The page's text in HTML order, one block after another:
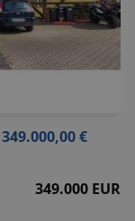
€
349.000 EUR